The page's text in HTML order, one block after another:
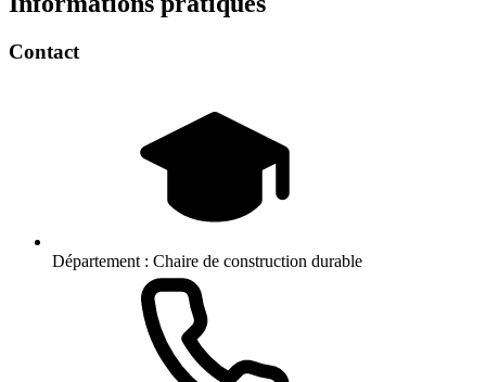
Contact
Département : Chaire de construction durable